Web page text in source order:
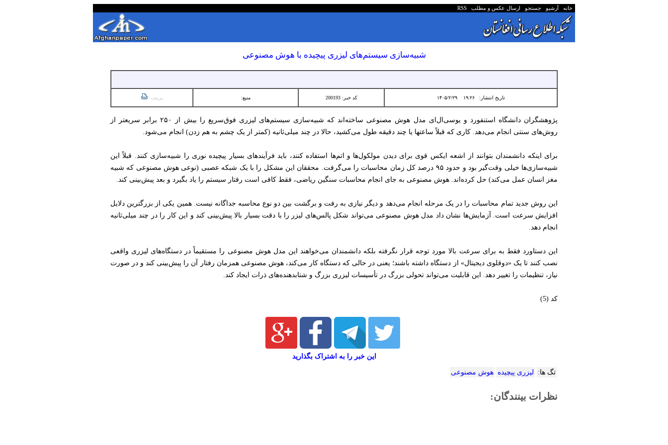
خانه آرشیو جستجو ارسال عکس و مطلب RSS
شبیه‌سازی سیستم‌های لیزری پیچیده با هوش مصنوعی
تاریخ انتشار:۱۹:۲۶ ۱۴۰۵/۲/۲۹ کد خبر: 200193 منبع: پرینت
پژوهشگران دانشگاه استنفورد و یو‌سی‌ال‌ای مدل هوش مصنوعی ساخته‌اند که شبیه‌سازی سیستم‌های لیزری فوق‌سریع را بیش از ۲۵۰ برابر سریعتر از
روش‌های سنتی انجام می‌دهد. کاری که قبلاً ساعتها یا چند دقیقه طول می‌کشید، حالا در چند میلی‌ثانیه (کمتر از یک چشم به هم زدن) انجام می‌شود.
برای اینکه دانشمندان بتوانند از اشعه ایکس قوی برای دیدن مولکول‌ها و اتم‌ها استفاده کنند، باید فرآیندهای بسیار پیچیده نوری را شبیه‌سازی کنند. قبلاً این
شبیه‌سازی‌ها خیلی وقت‌گیر بود و حدود ۹۵ درصد کل زمان محاسبات را می‌گرفت. محققان این مشکل را با یک شبکه عصبی (نوعی هوش مصنوعی که شبیه
مغز انسان عمل می‌کند) حل کرده‌اند. هوش مصنوعی به جای انجام محاسبات سنگین ریاضی، فقط کافی است رفتار سیستم را یاد بگیرد و بعد پیش‌بینی کند.
این روش جدید تمام محاسبات را در یک مرحله انجام می‌دهد و دیگر نیازی به رفت و برگشت بین دو نوع محاسبه جداگانه نیست. همین یکی از بزرگترین دلایل
افزایش سرعت است. آزمایش‌ها نشان داد مدل هوش مصنوعی می‌تواند شکل پالس‌های لیزر را با دقت بسیار بالا پیش‌بینی کند و این کار را در چند میلی‌ثانیه
انجام دهد.
این دستاورد فقط به برای سرعت بالا مورد توجه قرار نگرفته بلکه دانشمندان می‌خواهند این مدل هوش مصنوعی را مستقیماً در دستگاه‌های لیزری واقعی
نصب کنند تا یک «دوقلوی دیجیتال» از دستگاه داشته باشند؛ یعنی در حالی که دستگاه کار می‌کند، هوش مصنوعی همزمان رفتار آن را پیش‌بینی کند و در صورت
نیاز، تنظیمات را تغییر دهد. این قابلیت می‌تواند تحولی بزرگ در تأسیسات لیزری بزرگ و شتابدهنده‌های ذرات ایجاد کند.
کد (5)
این خبر را به اشتراک بگذارید
تگ ها: لیزری پیچیده هوش مصنوعی
نظرات بینندگان: